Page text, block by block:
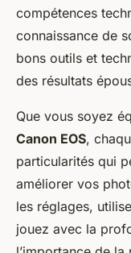
compétences
connaissance de
bons outils et
des résultats
Que vous soyez
Canon EOS,
particularités qui
améliorer vos
les réglages,
jouez avec la